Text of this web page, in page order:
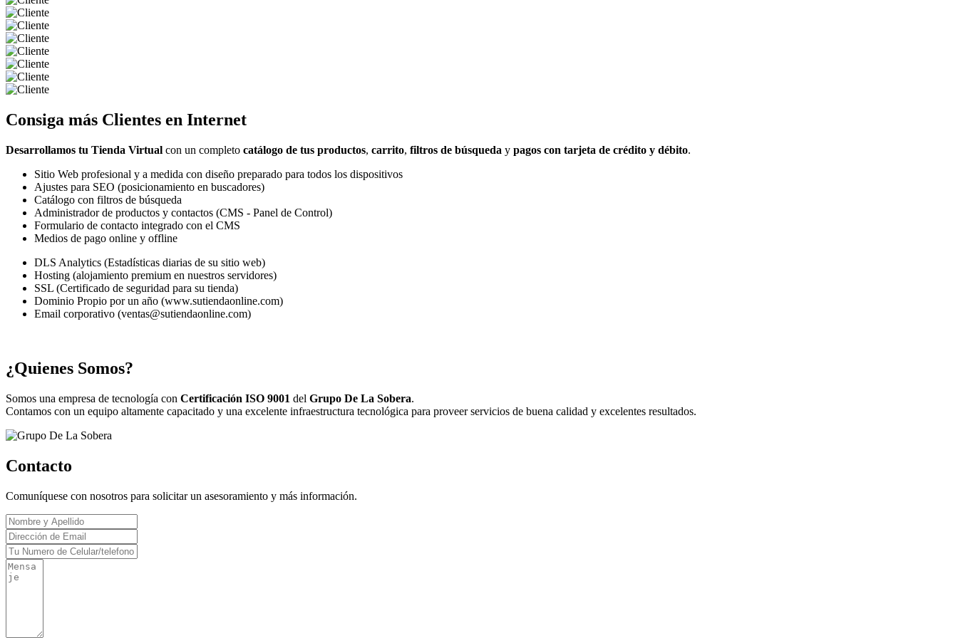
Consiga más Clientes en Internet
Desarrollamos tu Tienda Virtual con un completo catálogo de tus productos, carrito, filtros de búsqueda y pagos con tarjeta de crédito y débito.
Sitio Web profesional y a medida con diseño preparado para todos los dispositivos
Ajustes para SEO (posicionamiento en buscadores)
Catálogo con filtros de búsqueda
Administrador de productos y contactos (CMS - Panel de Control)
Formulario de contacto integrado con el CMS
Medios de pago online y offline
DLS Analytics (Estadísticas diarias de su sitio web)
Hosting (alojamiento premium en nuestros servidores)
SSL (Certificado de seguridad para su tienda)
Dominio Propio por un año (www.sutiendaonline.com)
Email corporativo (ventas@sutiendaonline.com)
¿Quienes Somos?
Somos una empresa de tecnología con Certificación ISO 9001 del Grupo De La Sobera.
Contamos con un equipo altamente capacitado y una excelente infraestructura tecnológica para proveer servicios de buena calidad y excelentes resultados.
Contacto
Comuníquese con nosotros para solicitar un asesoramiento y más información.